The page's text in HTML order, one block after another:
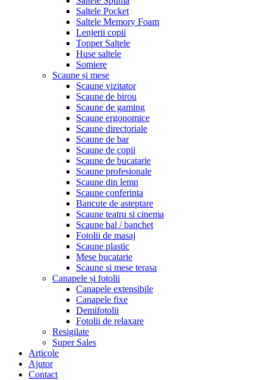
Saltele Pocket
Saltele Memory Foam
Lenjerii copii
Topper Saltele
Huse saltele
Somiere
Scaune și mese
Scaune vizitator
Scaune de birou
Scaune de gaming
Scaune ergonomice
Scaune directoriale
Scaune de bar
Scaune de copii
Scaune de bucatarie
Scaune profesionale
Scaune din lemn
Scaune conferinta
Bancute de asteptare
Scaune teatru si cinema
Scaune bal / banchet
Fotolii de masaj
Scaune plastic
Mese bucatarie
Scaune si mese terasa
Canapele și fotolii
Canapele extensibile
Canapele fixe
Demifotolii
Fotolii de relaxare
Resigilate
Super Sales
Articole
Ajutor
Contact